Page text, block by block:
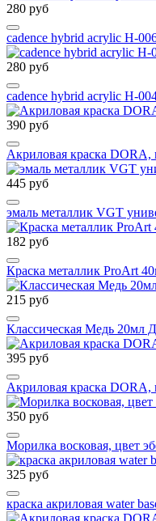
280 руб
cadence hybrid acrylic H-
280 руб
cadence hybrid acrylic H-
390 руб
Акриловая краска DORA,
445 руб
эмаль металлик VGT
182 руб
Краска металлик ProArt
215 руб
Классическая Медь 20мл
395 руб
Акриловая краска DORA,
350 руб
Морилка восковая, цвет
325 руб
краска акриловая water